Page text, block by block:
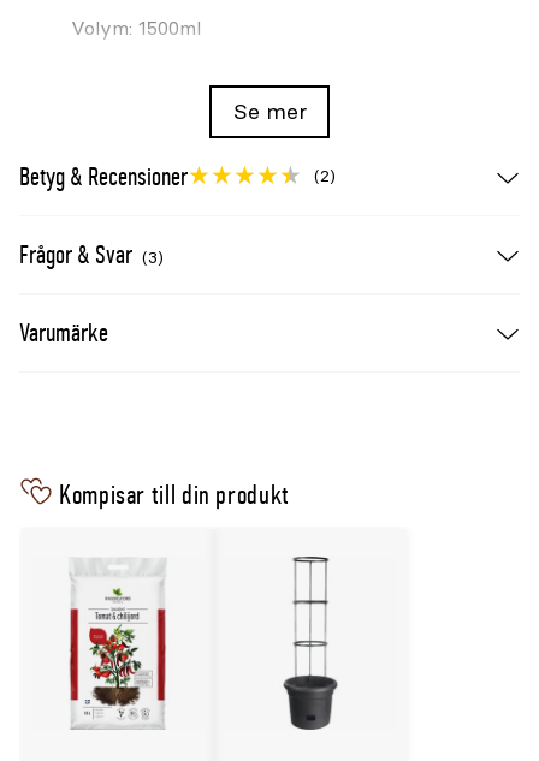
Volym: 1500ml
Se mer
Betyg & Recensioner (2)
Frågor & Svar (3)
Varumärke
Kompisar till din produkt